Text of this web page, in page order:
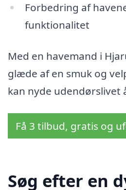
Forbedring af
funktionalitet
Med en havemand i
glæde af en smuk og
kan nyde udendørslivet
Få 3 tilbud, gratis og
Søg efter en